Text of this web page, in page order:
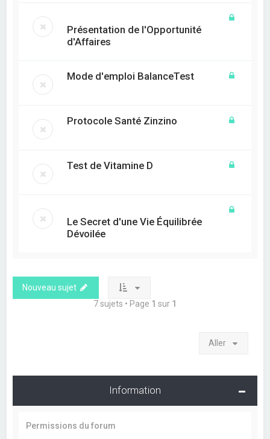
Présentation de l'Opportunité
d'Affaires
Mode d'emploi BalanceTest
Protocole Santé Zinzino
Test de Vitamine D
Le Secret d'une Vie Équilibrée
Dévoilée
Nouveau sujet
7 sujets • Page 1 sur 1
Aller
Information
Permissions du forum